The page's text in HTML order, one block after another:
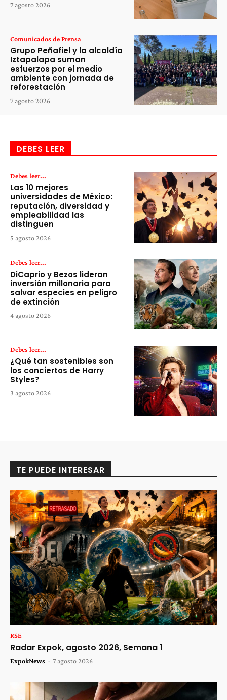
7 agosto 2026
Comunicados de Prensa
Grupo Peñafiel y la alcaldía
Iztapalapa suman
esfuerzos por el medio
ambiente con jornada de
reforestación
7 agosto 2026
DEBES LEER
Debes leer...
Las 10 mejores
universidades de México:
reputación, diversidad y
empleabilidad las
distinguen
5 agosto 2026
Debes leer...
DiCaprio y Bezos lideran
inversión millonaria para
salvar especies en peligro
de extinción
4 agosto 2026
Debes leer...
¿Qué tan sostenibles son
los conciertos de Harry
Styles?
3 agosto 2026
TE PUEDE INTERESAR
RSE
Radar Expok, agosto 2026, Semana 1
ExpokNews - 7 agosto 2026